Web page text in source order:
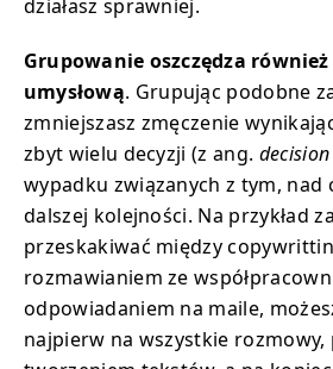
działasz sprawniej.
Grupowanie oszczędza
umysłową. Grupując podobne
zmniejszasz zmęczenie
zbyt wielu decyzji (z ang.
wypadku związanych z tym, nad
dalszej kolejności. Na przykład
przeskakiwać między
rozmawianiem ze
odpowiadaniem na maile,
najpierw na wszystkie rozmowy,